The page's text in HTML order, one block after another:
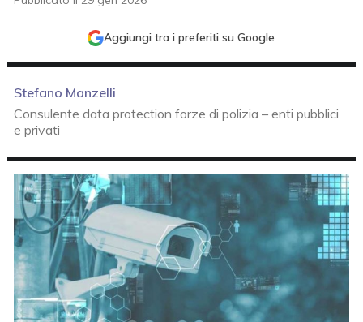
Aggiungi tra i preferiti su Google
Stefano Manzelli
Consulente data protection forze di polizia – enti pubblici
e privati